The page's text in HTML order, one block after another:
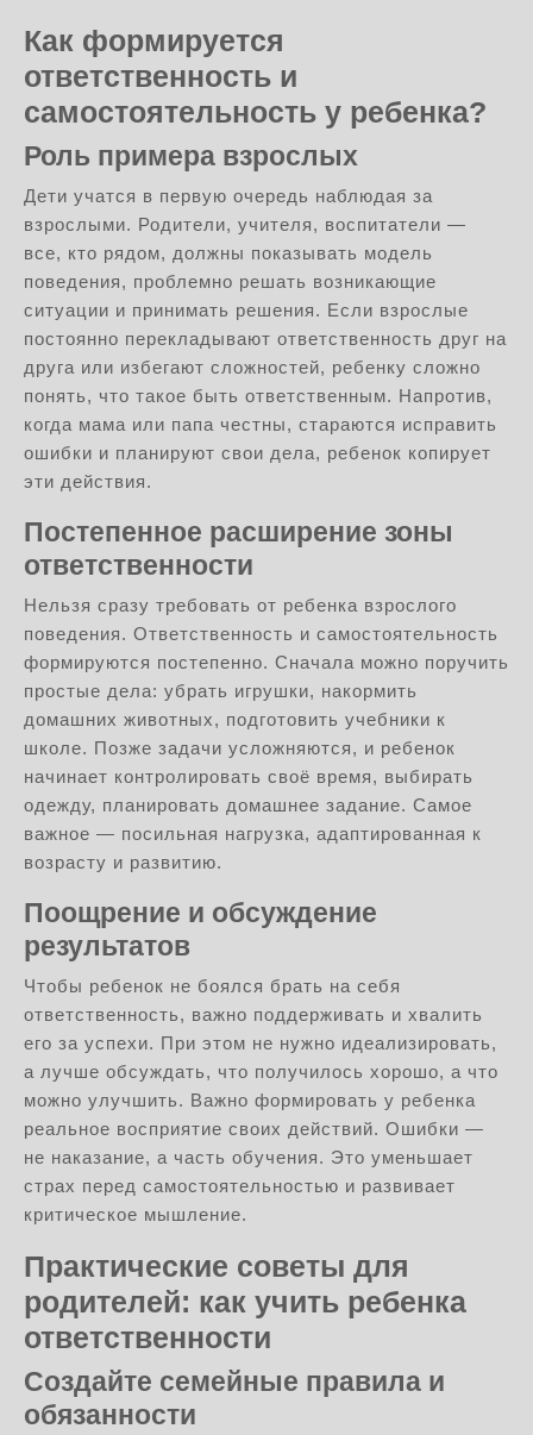
Как формируется
ответственность и
самостоятельность у ребенка?
Роль примера взрослых
Дети учатся в первую очередь наблюдая за
взрослыми. Родители, учителя, воспитатели —
все, кто рядом, должны показывать модель
поведения, проблемно решать возникающие
ситуации и принимать решения. Если взрослые
постоянно перекладывают ответственность друг на
друга или избегают сложностей, ребенку сложно
понять, что такое быть ответственным. Напротив,
когда мама или папа честны, стараются исправить
ошибки и планируют свои дела, ребенок копирует
эти действия.
Постепенное расширение зоны
ответственности
Нельзя сразу требовать от ребенка взрослого
поведения. Ответственность и самостоятельность
формируются постепенно. Сначала можно поручить
простые дела: убрать игрушки, накормить
домашних животных, подготовить учебники к
школе. Позже задачи усложняются, и ребенок
начинает контролировать своё время, выбирать
одежду, планировать домашнее задание. Самое
важное — посильная нагрузка, адаптированная к
возрасту и развитию.
Поощрение и обсуждение
результатов
Чтобы ребенок не боялся брать на себя
ответственность, важно поддерживать и хвалить
его за успехи. При этом не нужно идеализировать,
а лучше обсуждать, что получилось хорошо, а что
можно улучшить. Важно формировать у ребенка
реальное восприятие своих действий. Ошибки —
не наказание, а часть обучения. Это уменьшает
страх перед самостоятельностью и развивает
критическое мышление.
Практические советы для
родителей: как учить ребенка
ответственности
Создайте семейные правила и
обязанности